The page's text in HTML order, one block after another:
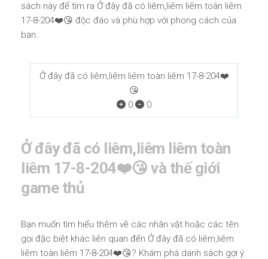
sách này để tìm ra Ở đây đã có liêm,liêm liêm toàn liêm
17-8-204❤️😘 độc đáo và phù hợp với phong cách của
bạn.
Ở đây đã có liêm,liêm liêm toàn liêm 17-8-204❤️
😘
0
0
Ở đây đã có liêm,liêm liêm toàn
liêm 17-8-204❤️😘 và thế giới
game thủ
Bạn muốn tìm hiểu thêm về các nhân vật hoặc các tên
gọi đặc biệt khác liên quan đến Ở đây đã có liêm,liêm
liêm toàn liêm 17-8-204❤️😘? Khám phá danh sách gợi ý